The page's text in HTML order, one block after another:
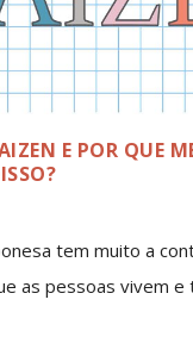
E POR QUE
tem muito a
as pessoas vivem e